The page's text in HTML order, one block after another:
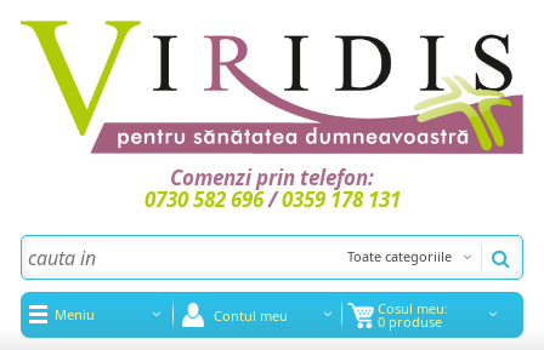
Comenzi prin telefon:
0730 582 696/0359 178 131
Toate categoriile
Meniu Contul meu Cosul meu:
0 produse